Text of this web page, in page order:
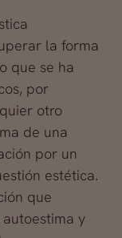
la forma
que se ha
por
otro
de una
por un
estética.
que
y